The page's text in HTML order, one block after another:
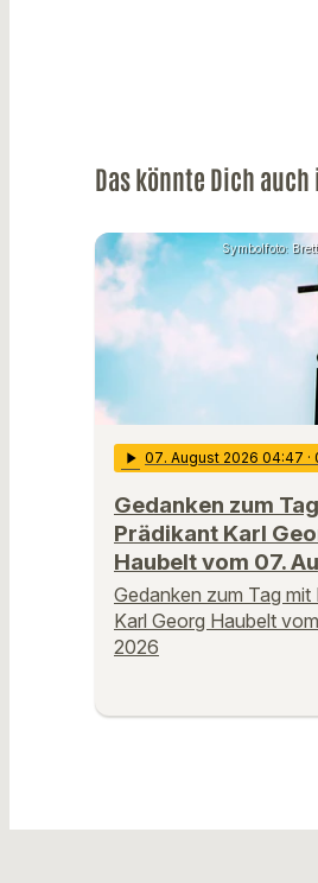
Das könnte Dich
Symbolfoto:
play_arrow 07. August 2026 04:47
Gedanken zum
Prädikant Karl
Haubelt vom 07.
Gedanken zum Tag mit
Karl Georg Haubelt
2026